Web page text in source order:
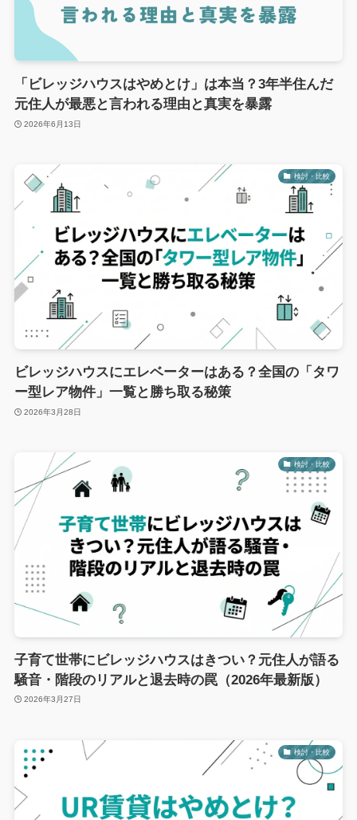
「ビレッジハウスはやめとけ」は本当？3年半住んだ
元住人が最悪と言われる理由と真実を暴露
2026年6月13日
検討・比較
ビレッジハウスにエレベーターはある？全国の「タワ
ー型レア物件」一覧と勝ち取る秘策
2026年3月28日
検討・比較
子育て世帯にビレッジハウスはきつい？元住人が語る
騒音・階段のリアルと退去時の罠（2026年最新版）
2026年3月27日
検討・比較